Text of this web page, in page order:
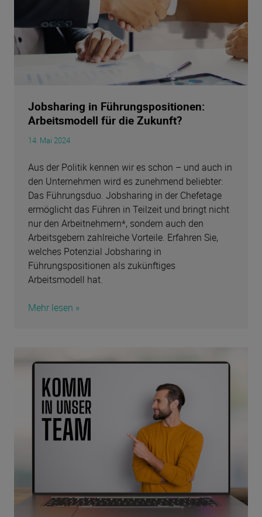
Jobsharing in Führungspositionen:
Arbeitsmodell für die Zukunft?
14. Mai 2024
Aus der Politik kennen wir es schon – und auch in
den Unternehmen wird es zunehmend beliebter:
Das Führungsduo. Jobsharing in der Chefetage
ermöglicht das Führen in Teilzeit und bringt nicht
nur den Arbeitnehmern*, sondern auch den
Arbeitsgebern zahlreiche Vorteile. Erfahren Sie,
welches Potenzial Jobsharing in
Führungspositionen als zukünftiges
Arbeitsmodell hat.
Mehr lesen »